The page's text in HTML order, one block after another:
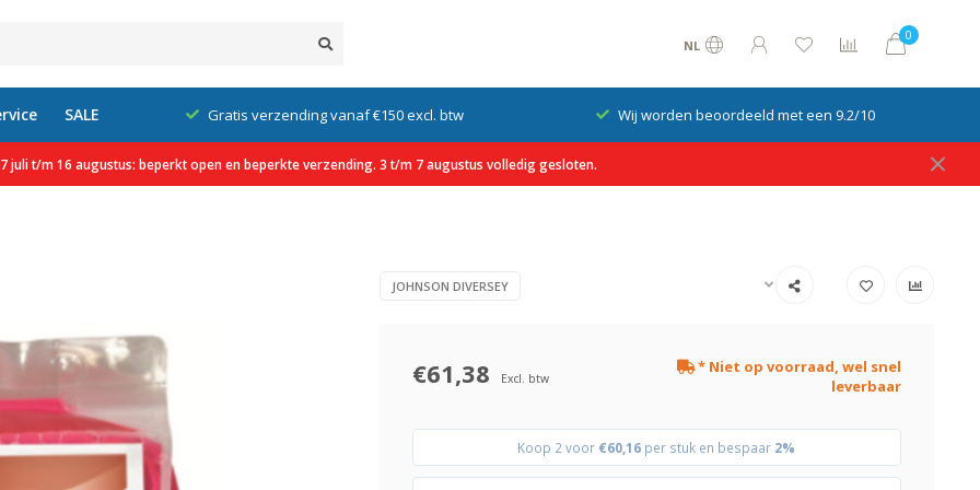
NL
0
SALE Gratis verzending vanaf €150 excl. btw Wij worden beoordeeld met een 9.2/10
juli t/m 16 augustus: beperkt open en beperkte verzending. 3 t/m 7 augustus volledig gesloten.
JOHNSON DIVERSEY
€61,38 Excl. btw
* Niet op voorraad, wel snel
leverbaar
Koop 2 voor €60,16 per stuk en bespaar 2%